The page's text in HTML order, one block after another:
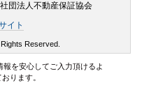
団法人不動産保証協会
イト
Reserved.
を安心してご入力頂けるよ
ります。